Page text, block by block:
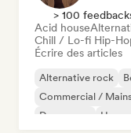
> 100
Acid house
Chill / Lo-fi Hip-
Écrire des articles
Alternative rock
Commercial /
Dream pop
House